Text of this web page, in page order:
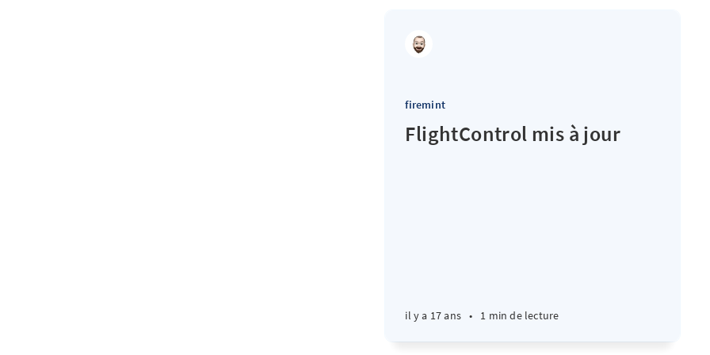
firemint
FlightControl mis à jour
il y a 17 ans • 1 min de lecture